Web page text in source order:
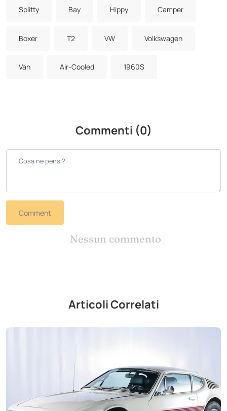
Splitty Bay Hippy Camper
Boxer T2 VW Volkswagen
Van Air-Cooled 1960S
Commenti (0)
Comment
Nessun commento
Articoli Correlati